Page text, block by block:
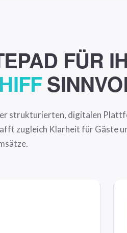
FÜR
strukturierten, digitalen
zugleich Klarheit für Gäste